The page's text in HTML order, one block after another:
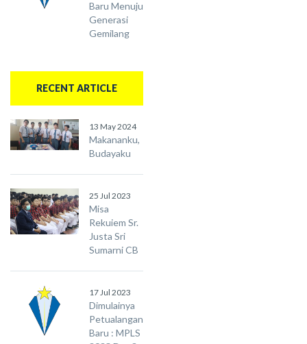
Baru Menuju
Generasi
Gemilang
RECENT ARTICLE
13 May 2024
Makananku,
Budayaku
25 Jul 2023
Misa
Rekuiem Sr.
Justa Sri
Sumarni CB
17 Jul 2023
Dimulainya
Petualangan
Baru : MPLS